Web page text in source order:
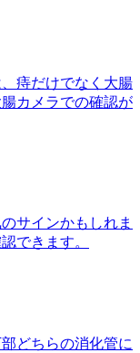
痔だけでなく大腸
カメラでの確認が
サインかもしれま
できます。
どちらの消化管に